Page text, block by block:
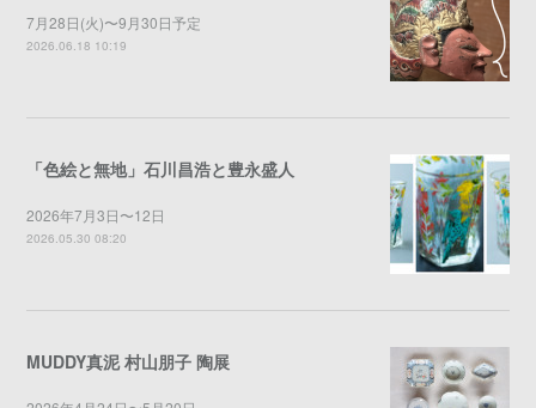
7月28日(火)〜9月30日予定
2026.06.18 10:19
「色絵と無地」石川昌浩と豊永盛人
2026年7月3日〜12日
2026.05.30 08:20
MUDDY真泥 村山朋子 陶展